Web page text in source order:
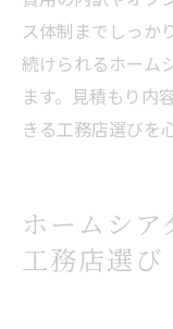
ス体制までしっか
続けられるホーム
ます。見積もり内
きる工務店選びを
ホームシア
工務店選び